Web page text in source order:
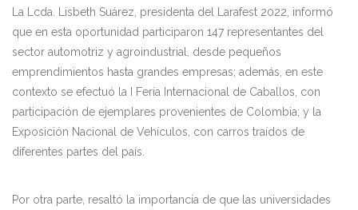
La Lcda. Lisbeth Suárez, presidenta del Larafest 2022, informó
que en esta oportunidad participaron 147 representantes del
sector automotriz y agroindustrial, desde pequeños
emprendimientos hasta grandes empresas; además, en este
contexto se efectuó la I Feria Internacional de Caballos, con
participación de ejemplares provenientes de Colombia; y la
Exposición Nacional de Vehículos, con carros traídos de
diferentes partes del país.
Por otra parte, resaltó la importancia de que las universidades